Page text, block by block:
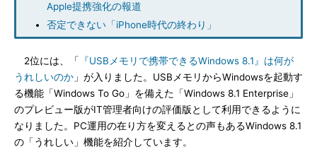
Apple提携強化の報道
否定できない「iPhone時代の終わり」
2位には、「
『USBメモリで携帯できるWindows 8.1』は何が
うれしいのか 」が入りました。USBメモリからWindowsを起動す
る機能「Windows To Go」を備えた「Windows 8.1 Enterprise」
のプレビュー版がIT管理者向けの評価版として利用できるように
なりました。PC運用の在り方を変えるとの声もあるWindows 8.1
の「うれしい」機能を紹介しています。